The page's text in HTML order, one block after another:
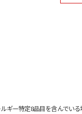
ー特定8品目を含んでいる